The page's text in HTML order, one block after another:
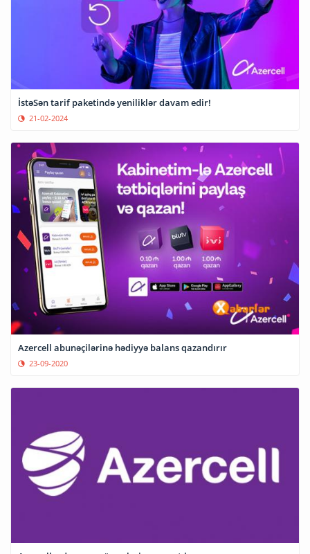
İstəSən tarif paketində yeniliklər davam edir!
21-02-2024
Azercell abunəçilərinə hədiyyə balans qazandırır
23-09-2020